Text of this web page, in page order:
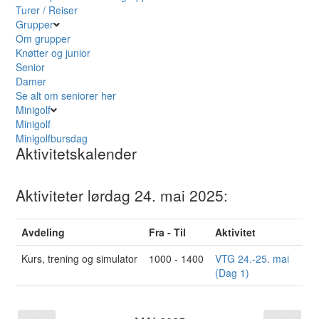
Turer / Reiser
Grupper
Om grupper
Knøtter og junior
Senior
Damer
Se alt om seniorer her
Minigolf
Minigolf
Minigolfbursdag
Aktivitetskalender
Aktiviteter lørdag 24. mai 2025:
Avdeling Fra - Til
Aktivitet
Kurs, trening og simulator
1000 - 1400
VTG 24.-25. mai
(Dag 1)